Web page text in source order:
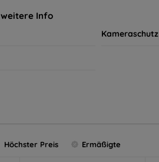
weitere Info
Kameraschutz
Höchster Preis Ermäßigte